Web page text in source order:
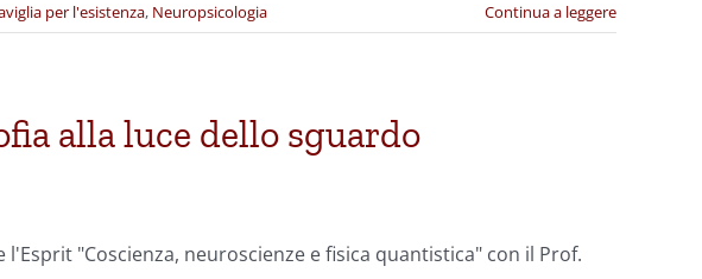
per l'esistenza, Neuropsicologia Continua a leggere
alla luce dello sguardo
"Coscienza, neuroscienze e fisica quantistica" con il Prof.